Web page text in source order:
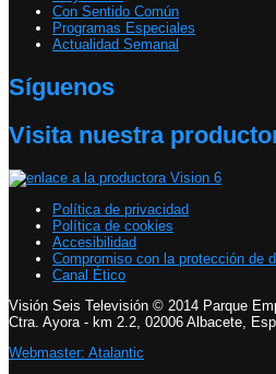
Con Sentido Común
Programas Especiales
Actualidad Semanal
Síguenos
Visita nuestra
Política de privacidad
Política de cookies
Accesibilidad
Compromiso con la protección de
Canal Ético
Visión Seis Televisión © 2014 Parque
Ctra. Ayora - km 2.2, 02006 Albacete,
Webmaster: Atalantic